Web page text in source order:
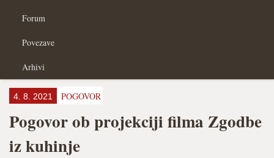
Forum
Povezave
Arhivi
4. 8. 2021 POGOVOR
Pogovor ob projekciji filma Zgodbe
iz kuhinje